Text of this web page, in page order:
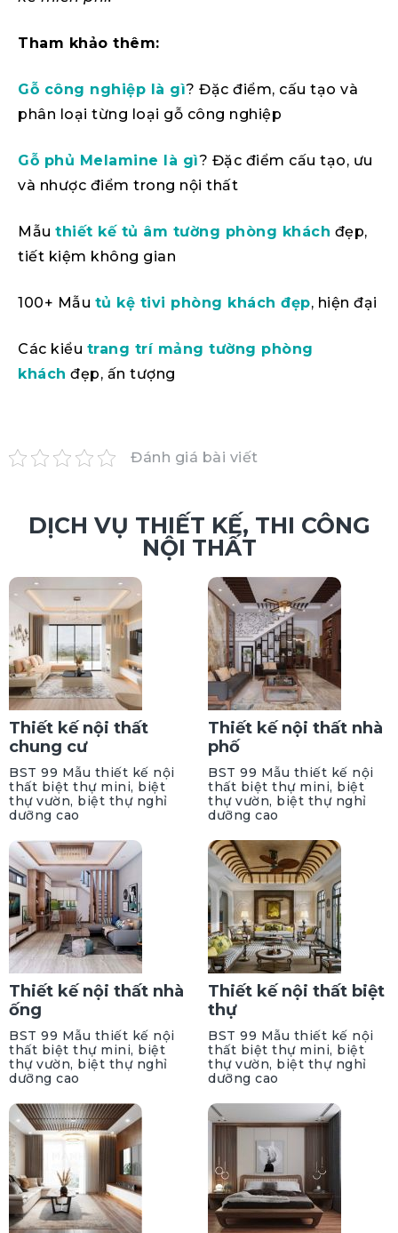
Tham khảo thêm:
Gỗ công nghiệp là gì? Đặc điểm, cấu tạo và
phân loại từng loại gỗ công nghiệp
Gỗ phủ Melamine là gì? Đặc điểm cấu tạo, ưu
và nhược điểm trong nội thất
Mẫu thiết kế tủ âm tường phòng khách đẹp,
tiết kiệm không gian
100+ Mẫu tủ kệ tivi phòng khách đẹp, hiện đại
Các kiểu trang trí mảng tường phòng
khách đẹp, ấn tượng
Đánh giá bài viết
DỊCH VỤ THIẾT KẾ, THI CÔNG
NỘI THẤT
Thiết kế nội thất
chung cư
BST 99 Mẫu thiết kế nội
thất biệt thự mini, biệt
thự vườn, biệt thự nghỉ
dưỡng cao
Thiết kế nội thất nhà
phố
BST 99 Mẫu thiết kế nội
thất biệt thự mini, biệt
thự vườn, biệt thự nghỉ
dưỡng cao
Thiết kế nội thất nhà
ống
BST 99 Mẫu thiết kế nội
thất biệt thự mini, biệt
thự vườn, biệt thự nghỉ
dưỡng cao
Thiết kế nội thất biệt
thự
BST 99 Mẫu thiết kế nội
thất biệt thự mini, biệt
thự vườn, biệt thự nghỉ
dưỡng cao